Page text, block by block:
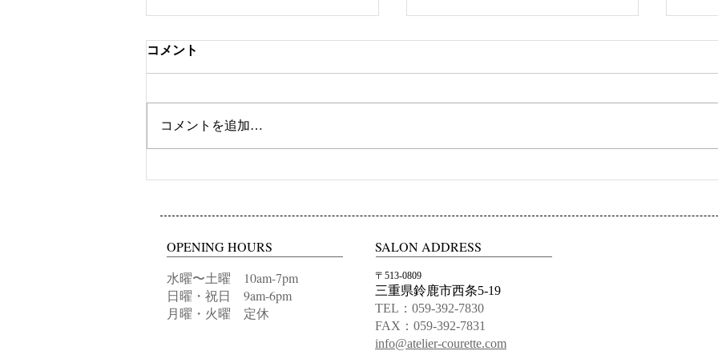
ツートンカラー
初ネイル カフ
コメント
コメントを追加…
SALON ADDRESS
OPENING HOURS
水曜〜土曜 10am-7pm
日曜・祝日 9am-6pm
月曜・火曜 定休
〒513-0809
三重県鈴鹿市西条5-19
TEL：059-392-7830
FAX：059-392-7831
info@atelier-courette.com